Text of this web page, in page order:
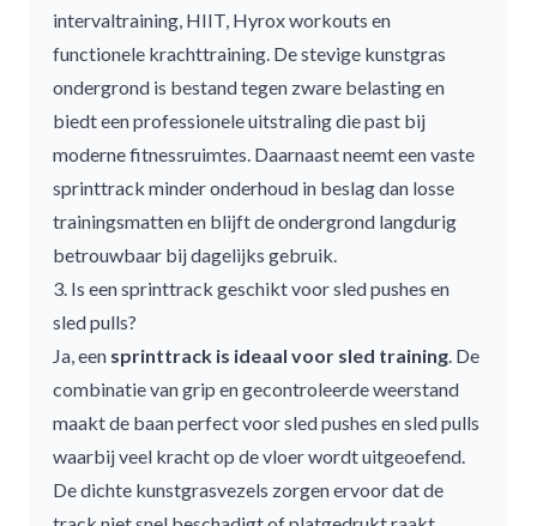
intervaltraining, HIIT, Hyrox workouts en
functionele krachttraining. De stevige kunstgras
ondergrond is bestand tegen zware belasting en
biedt een professionele uitstraling die past bij
moderne fitnessruimtes. Daarnaast neemt een vaste
sprinttrack minder onderhoud in beslag dan losse
trainingsmatten en blijft de ondergrond langdurig
betrouwbaar bij dagelijks gebruik.
3. Is een sprinttrack geschikt voor sled pushes en
sled pulls?
Ja, een sprinttrack is ideaal voor sled training. De
combinatie van grip en gecontroleerde weerstand
maakt de baan perfect voor sled pushes en sled pulls
waarbij veel kracht op de vloer wordt uitgeoefend.
De dichte kunstgrasvezels zorgen ervoor dat de